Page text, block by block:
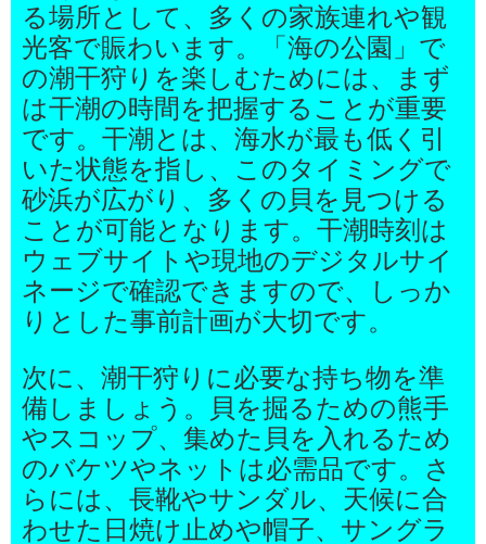
る場所として、多くの家族連れや観
光客で賑わいます。「海の公園」で
の潮干狩りを楽しむためには、まず
は干潮の時間を把握することが重要
です。干潮とは、海水が最も低く引
いた状態を指し、このタイミングで
砂浜が広がり、多くの貝を見つける
ことが可能となります。干潮時刻は
ウェブサイトや現地のデジタルサイ
ネージで確認できますので、しっか
りとした事前計画が大切です。
次に、潮干狩りに必要な持ち物を準
備しましょう。貝を掘るための熊手
やスコップ、集めた貝を入れるため
のバケツやネットは必需品です。さ
らには、長靴やサンダル、天候に合
わせた日焼け止めや帽子、サングラ